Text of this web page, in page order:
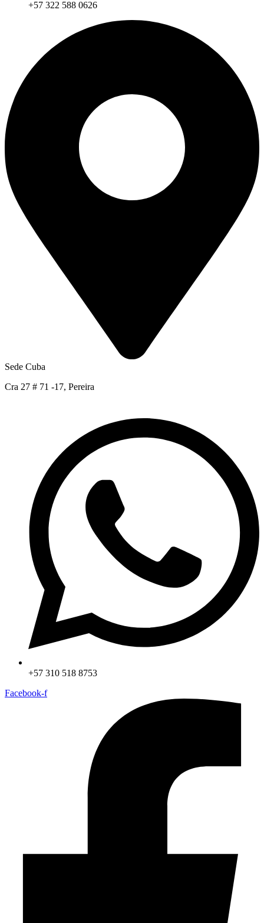
+57 322 588 0626
Sede Cuba
Cra 27 # 71 -17, Pereira
+57 310 518 8753
Facebook-f